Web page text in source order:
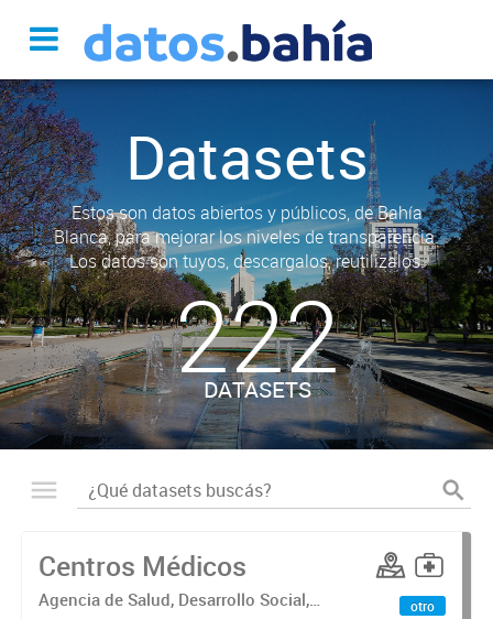
Datasets
Estos son datos abiertos y públicos, de Bahía
Blanca, para mejorar los niveles de transparencia.
Los datos son tuyos, descargalos, reutilizalos.
222
DATASETS
Centros Médicos
Agencia de Salud, Desarrollo Social,
otro